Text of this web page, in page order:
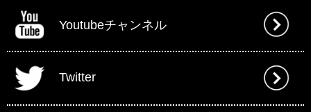
Youtubeチャンネル
Twitter